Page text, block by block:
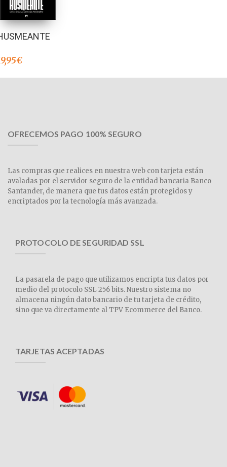
€
OFRECEMOS PAGO 100% SEGURO
Las compras que realices en nuestra web con tarjeta están
avaladas por el servidor seguro de la entidad bancaria Banco
Santander, de manera que tus datos están protegidos y
encriptados por la tecnología más avanzada.
PROTOCOLO DE SEGURIDAD SSL
La pasarela de pago que utilizamos encripta tus datos por
medio del protocolo SSL 256 bits. Nuestro sistema no
almacena ningún dato bancario de tu tarjeta de crédito,
sino que va directamente al TPV Ecommerce del Banco.
TARJETAS ACEPTADAS